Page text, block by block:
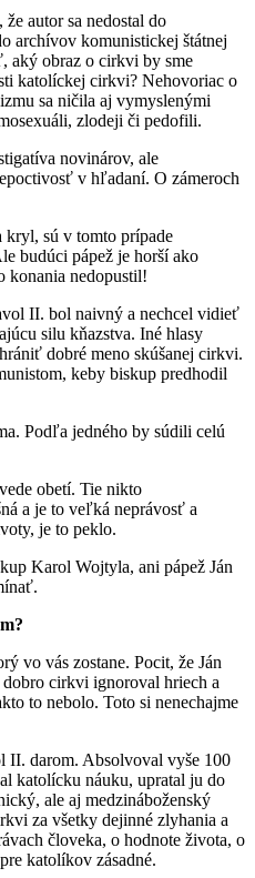
autor sa nedostal do
archívov komunistickej štátnej
aký obraz o cirkvi by sme
katolíckej cirkvi? Nehovoriac o
sa ničila aj vymyslenými
zlodeji či pedofili.
novinárov, ale
v hľadaní. O zámeroch
kryl, sú v tomto prípade
budúci pápež je horší ako
konania nedopustil!
II. bol naivný a nechcel vidieť
silu kňazstva. Iné hlasy
dobré meno skúšanej cirkvi.
keby biskup predhodil
Podľa jedného by súdili celú
obetí. Tie nikto
a je to veľká neprávosť a
je to peklo.
Karol Wojtyla, ani pápež Ján
vo vás zostane. Pocit, že Ján
cirkvi ignoroval hriech a
to nebolo. Toto si nenechajme
II. darom. Absolvoval vyše 100
katolícku náuku, upratal ju do
ale aj medzináboženský
za všetky dejinné zlyhania a
človeka, o hodnote života, o
katolíkov zásadné.